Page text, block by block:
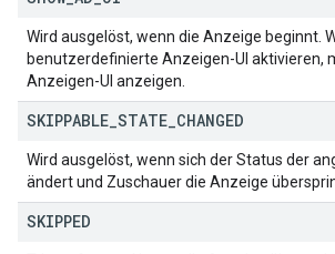
Wird ausgelöst, wenn die Anzeige beginnt.
benutzerdefinierte Anzeigen-UI aktivieren,
Anzeigen-UI anzeigen.
SKIPPABLE STATE CHANGED
Wird ausgelöst, wenn sich der Status der
ändert und Zuschauer die Anzeige
SKIPPED